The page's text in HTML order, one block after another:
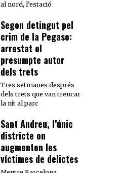
al nord, l’estació
Segon detingut pel
crim de la Pegaso:
arrestat el
presumpte autor
dels trets
Tres setmanes després
dels trets que van trencar
la nit al parc
Sant Andreu, l’únic
districte on
augmenten les
víctimes de delictes